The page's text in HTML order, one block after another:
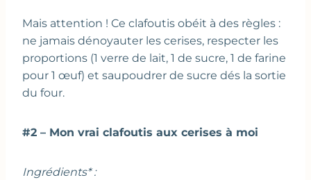
Mais attention ! Ce clafoutis obéit à des règles :
ne jamais dénoyauter les cerises, respecter les
proportions (1 verre de lait, 1 de sucre, 1 de farine
pour 1 œuf) et saupoudrer de sucre dés la sortie
du four.
#2 – Mon vrai clafoutis aux cerises à moi
Ingrédients* :